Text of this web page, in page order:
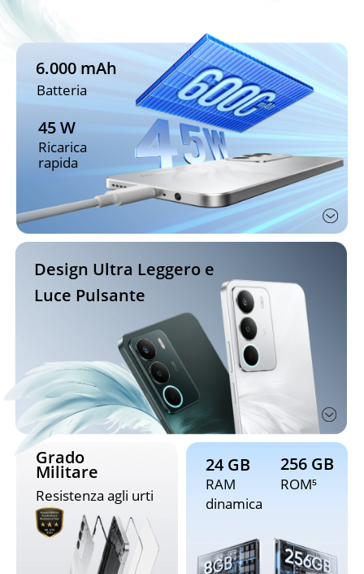
24 GB
RAM
dinamica
256 GB
ROM⁵
Grado
Militare
Resistenza agli urti
6.000 mAh
Batteria
45 W
Ricarica
rapida
Design Ultra Leggero e
Luce Pulsante